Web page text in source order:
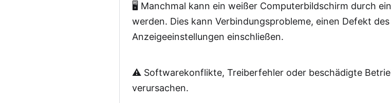
Methode 8. CHKDSK ausführen
Methode 9. Grafikkartentreiber aktualisieren
Methode 10. Viren und bösartige Programme
🖥️ Manchmal kann ein weißer Computerbildschirm durch
werden. Dies kann Verbindungsprobleme, einen Defekt
Anzeigeeinstellungen einschließen.
⚠️ Softwarekonflikte, Treiberfehler oder beschädigte
verursachen.